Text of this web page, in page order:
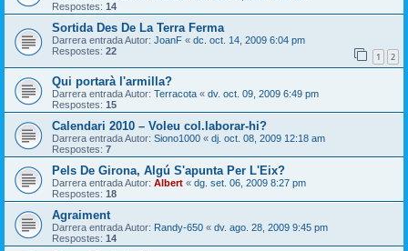
Respostes: 14
Sortida Des De La Terra Ferma
Darrera entrada Autor: JoanF « dc. oct. 14, 2009 6:04 pm
Respostes: 22 1 2
Qui portarà l'armilla?
Darrera entrada Autor: Terracota « dv. oct. 09, 2009 6:49 pm
Respostes: 15
Calendari 2010 – Voleu col.laborar-hi?
Darrera entrada Autor: Siono1000 « dj. oct. 08, 2009 12:18 am
Respostes: 7
Pels De Girona, Algú S'apunta Per L'Eix?
Darrera entrada Autor: Albert « dg. set. 06, 2009 8:27 pm
Respostes: 18
Agraiment
Darrera entrada Autor: Randy-650 « dv. ago. 28, 2009 9:45 pm
Respostes: 14